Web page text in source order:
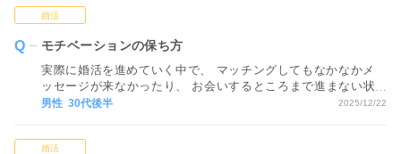
婚活
モチベーションの保ち方
実際に婚活を進めていく中で、 マッチングしてもなかなかメ
ッセージが来なかったり、 お会いするところまで進まない状
況が続くと、 どうしても気持ちが疲れてしまい、 モチベーシ
男性 30代後半 2025/12/22
婚活